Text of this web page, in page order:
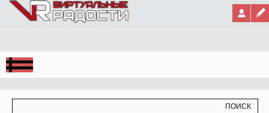
Jump to Navigation